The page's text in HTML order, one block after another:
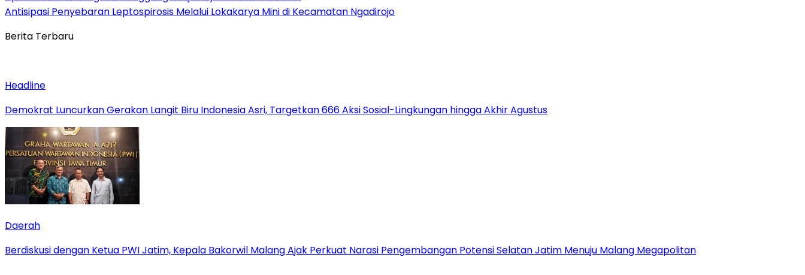
Antisipasi Penyebaran Leptospirosis Melalui Lokakarya Mini di Kecamatan Ngadirojo
Berita Terbaru
Headline
Demokrat Luncurkan Gerakan Langit Biru Indonesia Asri, Targetkan 666 Aksi Sosial-Lingkungan hingga Akhir Agustus
Daerah
Berdiskusi dengan Ketua PWI Jatim, Kepala Bakorwil Malang Ajak Perkuat Narasi Pengembangan Potensi Selatan Jatim Menuju Malang Megapolitan